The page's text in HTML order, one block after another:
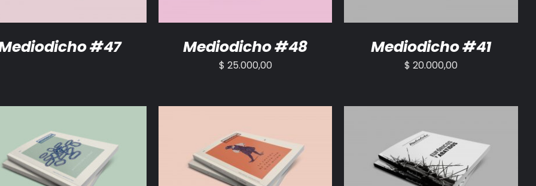
#47 Mediodicho #48
$ 25.000,00
Mediodicho #41
$ 20.000,00
AL CARRITO / DETALLES AÑADIR AL CARRITO / DETALLES AÑADIR AL CARRITO / DETALLES